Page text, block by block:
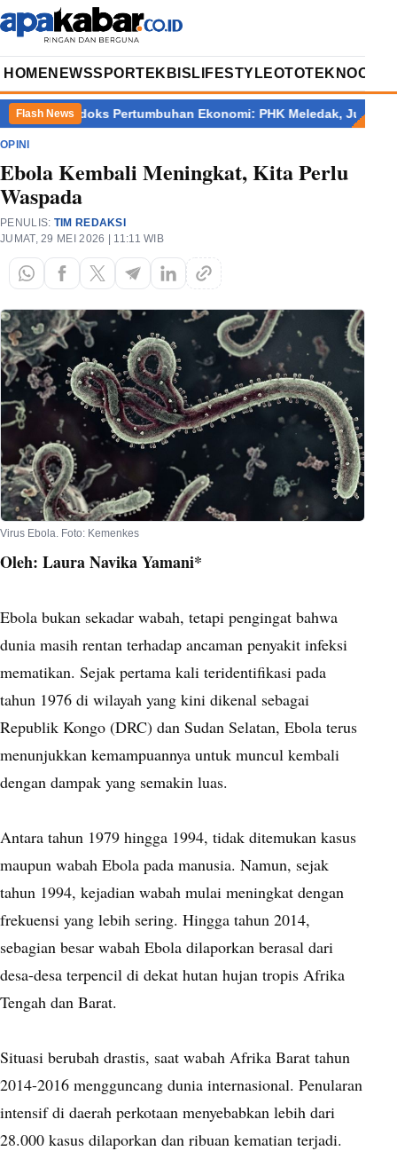
HOME NEWSSPORT EKBIS LIFESTYLEOTOTEKNOOPINI
Flash News
Pertumbuhan Ekonomi: PHK Meledak, Jurang Kemiskinan
OPINI
Ebola Kembali Meningkat, Kita Perlu
Waspada
PENULIS: TIM REDAKSI
JUMAT, 29 MEI 2026 | 11:11 WIB
Virus Ebola. Foto: Kemenkes
Oleh: Laura Navika Yamani*
Ebola bukan sekadar wabah, tetapi pengingat bahwa
dunia masih rentan terhadap ancaman penyakit infeksi
mematikan. Sejak pertama kali teridentifikasi pada
tahun 1976 di wilayah yang kini dikenal sebagai
Republik Kongo (DRC) dan Sudan Selatan, Ebola terus
menunjukkan kemampuannya untuk muncul kembali
dengan dampak yang semakin luas.
Antara tahun 1979 hingga 1994, tidak ditemukan kasus
maupun wabah Ebola pada manusia. Namun, sejak
tahun 1994, kejadian wabah mulai meningkat dengan
frekuensi yang lebih sering. Hingga tahun 2014,
sebagian besar wabah Ebola dilaporkan berasal dari
desa-desa terpencil di dekat hutan hujan tropis Afrika
Tengah dan Barat.
Situasi berubah drastis, saat wabah Afrika Barat tahun
2014-2016 mengguncang dunia internasional. Penularan
intensif di daerah perkotaan menyebabkan lebih dari
28.000 kasus dilaporkan dan ribuan kematian terjadi.